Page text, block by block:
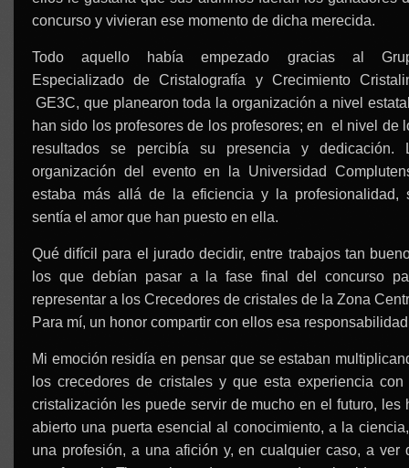
concurso y vivieran ese momento de dicha merecida.
Todo aquello había empezado gracias al
Especializado de Cristalografía y Crecimiento
GE3C, que planearon toda la organización a nivel
han sido los profesores de los profesores; en el nivel de
resultados se percibía su presencia y dedicación.
organización del evento en la Universidad
estaba más allá de la eficiencia y la profesionalidad,
sentía el amor que han puesto en ella.
Qué difícil para el jurado decidir, entre trabajos tan
los que debían pasar a la fase final del concurso
representar a los Crecedores de cristales de la Zona
Para mí, un honor compartir con ellos esa
Mi emoción residía en pensar que se estaban
los crecedores de cristales y que esta experiencia con
cristalización les puede servir de mucho en el futuro, les
abierto una puerta esencial al conocimiento, a la
una profesión, a una afición y, en cualquier caso, a ver